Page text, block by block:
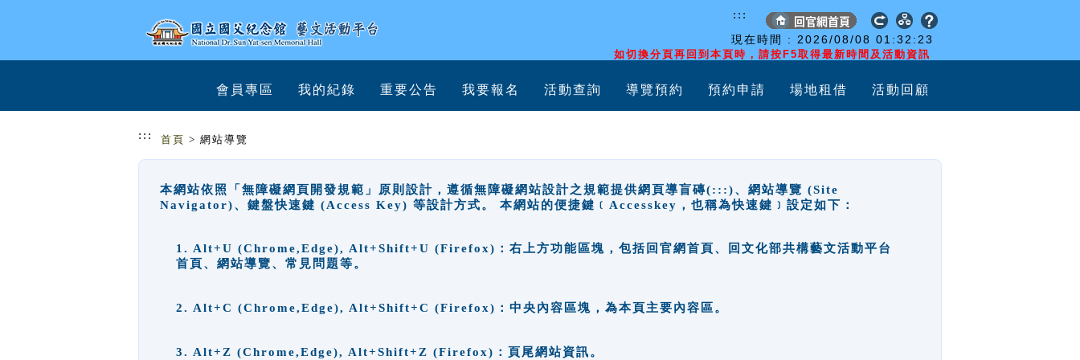
現在時間 : 2026/08/08 01:32:23
如切換分頁再回到本頁時，請按F5取得最新時間及活動資訊
:::
會員專區 我的紀錄 重要公告 我要報名 活動查詢 導覽預約 預約申請 場地租借 活動回顧
::: 首頁 > 網站導覽
本網站依照「無障礙網頁開發規範」原則設計，遵循無障礙網站設計之規範提供網頁導盲磚(:::)、網站導覽 (Site
Navigator)、鍵盤快速鍵 (Access Key) 等設計方式。 本網站的便捷鍵﹝Accesskey，也稱為快速鍵﹞設定如下：
1. Alt+U (Chrome,Edge), Alt+Shift+U (Firefox)：右上方功能區塊，包括回官網首頁、回文化部共構藝文活動平台
首頁、網站導覽、常見問題等。
2. Alt+C (Chrome,Edge), Alt+Shift+C (Firefox)：中央內容區塊，為本頁主要內容區。
3. Alt+Z (Chrome,Edge), Alt+Shift+Z (Firefox)：頁尾網站資訊。